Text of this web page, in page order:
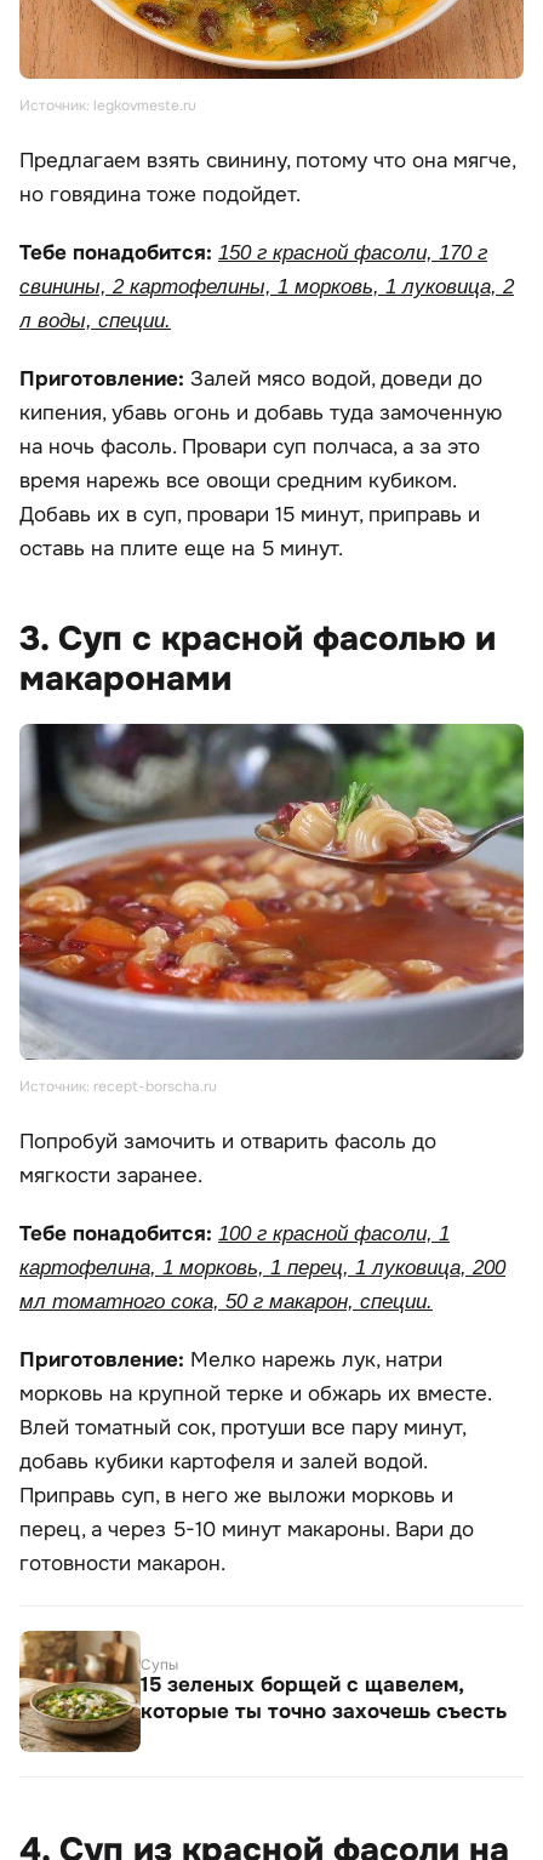
Источник: legkovmeste.ru
Предлагаем взять свинину, потому что она мягче,
но говядина тоже подойдет.
Тебе понадобится: 150 г красной фасоли, 170 г
свинины, 2 картофелины, 1 морковь, 1 луковица, 2
л воды, специи.
Приготовление: Залей мясо водой, доведи до
кипения, убавь огонь и добавь туда замоченную
на ночь фасоль. Провари суп полчаса, а за это
время нарежь все овощи средним кубиком.
Добавь их в суп, провари 15 минут, приправь и
оставь на плите еще на 5 минут.
3. Суп с красной фасолью и
макаронами
Источник: recept-borscha.ru
Попробуй замочить и отварить фасоль до
мягкости заранее.
Тебе понадобится: 100 г красной фасоли, 1
картофелина, 1 морковь, 1 перец, 1 луковица, 200
мл томатного сока, 50 г макарон, специи.
Приготовление: Мелко нарежь лук, натри
морковь на крупной терке и обжарь их вместе.
Влей томатный сок, протуши все пару минут,
добавь кубики картофеля и залей водой.
Приправь суп, в него же выложи морковь и
перец, а через 5-10 минут макароны. Вари до
готовности макарон.
Супы
15 зеленых борщей с щавелем,
которые ты точно захочешь съесть
4. Суп из красной фасоли на